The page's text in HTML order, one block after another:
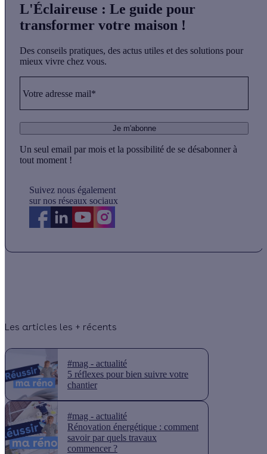
L'Éclaireuse : Le guide pour
transformer votre maison !
Des conseils pratiques, des actus utiles et des solutions pour
mieux vivre chez vous.
Votre adresse mail*
Je m'abonne
Un seul email par mois et la possibilité de se désabonner à
tout moment !
Suivez nous également
sur nos réseaux sociaux
Les articles les + récents
#mag - actualité
5 réflexes pour bien suivre votre
chantier
#mag - actualité
Rénovation énergétique : comment
savoir par quels travaux
commencer ?